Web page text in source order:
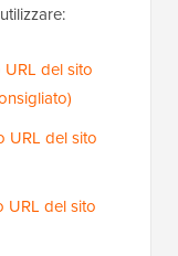
del sito
URL del sito
URL del sito